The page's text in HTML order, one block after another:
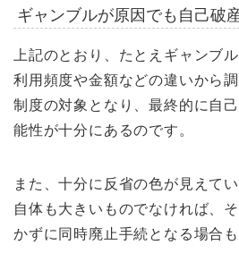
ギャンブルが原因でも自己破
上記のとおり、たとえギャンブ
利用頻度や金額などの違いから
制度の対象となり、最終的に自
能性が十分にあるのです。
また、十分に反省の色が見えて
自体も大きいものでなければ、
かずに同時廃止手続となる場合も